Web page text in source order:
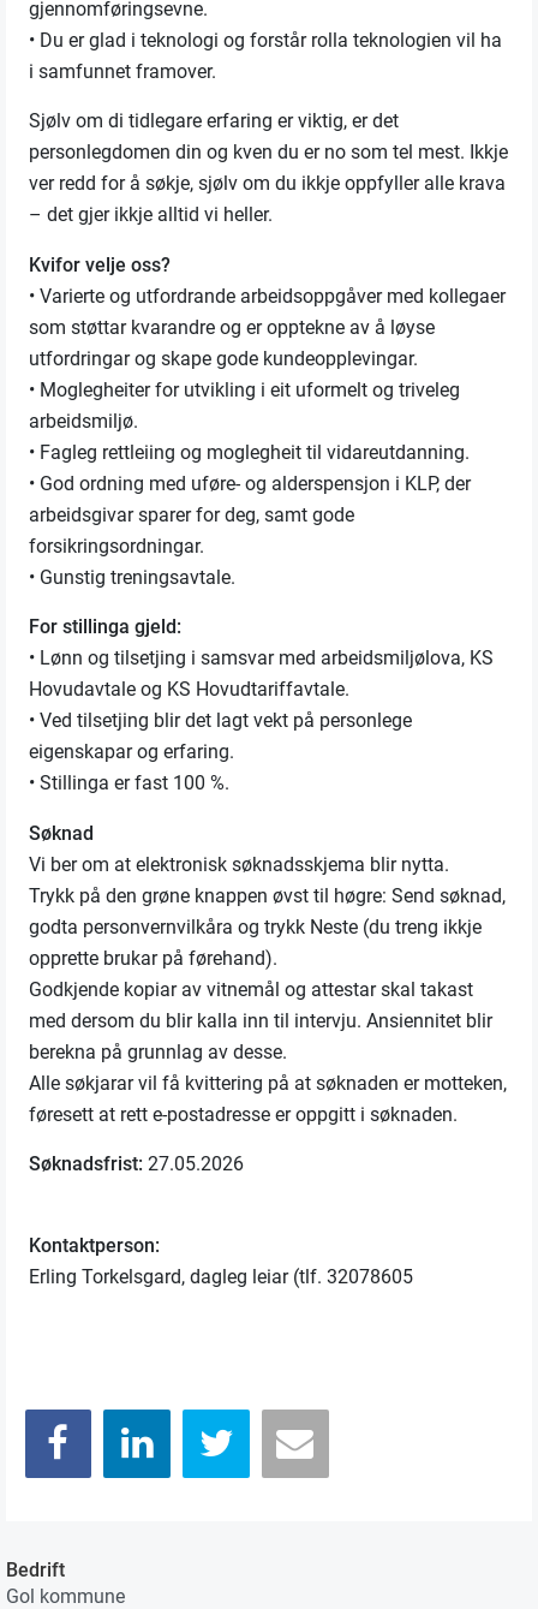
gjennomføringsevne.
• Du er glad i teknologi og forstår rolla teknologien vil ha
i samfunnet framover.
Sjølv om di tidlegare erfaring er viktig, er det
personlegdomen din og kven du er no som tel mest. Ikkje
ver redd for å søkje, sjølv om du ikkje oppfyller alle krava
– det gjer ikkje alltid vi heller.
Kvifor velje oss?
• Varierte og utfordrande arbeidsoppgåver med kollegaer
som støttar kvarandre og er opptekne av å løyse
utfordringar og skape gode kundeopplevingar.
• Moglegheiter for utvikling i eit uformelt og triveleg
arbeidsmiljø.
• Fagleg rettleiing og moglegheit til vidareutdanning.
• God ordning med uføre- og alderspensjon i KLP, der
arbeidsgivar sparer for deg, samt gode
forsikringsordningar.
• Gunstig treningsavtale.
For stillinga gjeld:
• Lønn og tilsetjing i samsvar med arbeidsmiljølova, KS
Hovudavtale og KS Hovudtariffavtale.
• Ved tilsetjing blir det lagt vekt på personlege
eigenskapar og erfaring.
• Stillinga er fast 100 %.
Søknad
Vi ber om at elektronisk søknadsskjema blir nytta.
Trykk på den grøne knappen øvst til høgre: Send søknad,
godta personvernvilkåra og trykk Neste (du treng ikkje
opprette brukar på førehand).
Godkjende kopiar av vitnemål og attestar skal takast
med dersom du blir kalla inn til intervju. Ansiennitet blir
berekna på grunnlag av desse.
Alle søkjarar vil få kvittering på at søknaden er motteken,
føresett at rett e-postadresse er oppgitt i søknaden.
Søknadsfrist: 27.05.2026
Kontaktperson:
Erling Torkelsgard, dagleg leiar (tlf. 32078605
Bedrift
Gol kommune